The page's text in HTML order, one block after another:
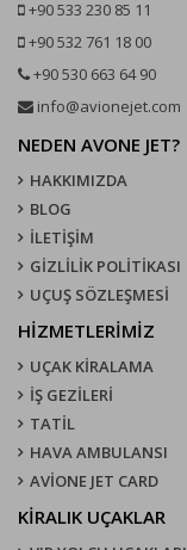
+90 533 230 85 11
+90 532 761 18 00
+90 530 663 64 90
info@avionejet.com
NEDEN AVONE JET?
HAKKIMIZDA
BLOG
İLETİŞİM
GİZLİLİK POLİTİKASI
UÇUŞ SÖZLEŞMESI
HİZMETLERİMİZ
UÇAK KIRALAMA
İŞ GEZİLERİ
TATİL
HAVA AMBULANSI
AVİONE JET CARD
KIRALIK UÇAKLAR